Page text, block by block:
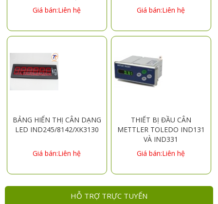
Giá bán:Liên hệ
Giá bán:Liên hệ
BẢNG HIỂN THỊ CÂN DẠNG
LED IND245/8142/XK3130
Giá bán:Liên hệ
THIẾT BỊ ĐẦU CÂN
METTLER TOLEDO IND131
VÀ IND331
Giá bán:Liên hệ
HỖ TRỢ TRỰC TUYẾN